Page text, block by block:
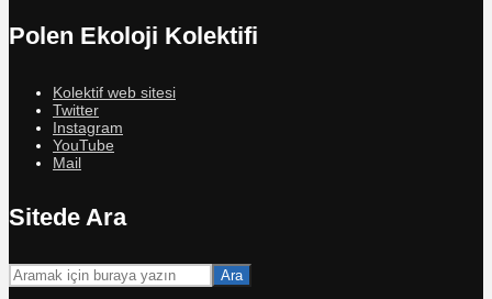
Polen Ekoloji Kolektifi
Kolektif web sitesi
Twitter
Instagram
YouTube
Mail
Sitede Ara
Ara